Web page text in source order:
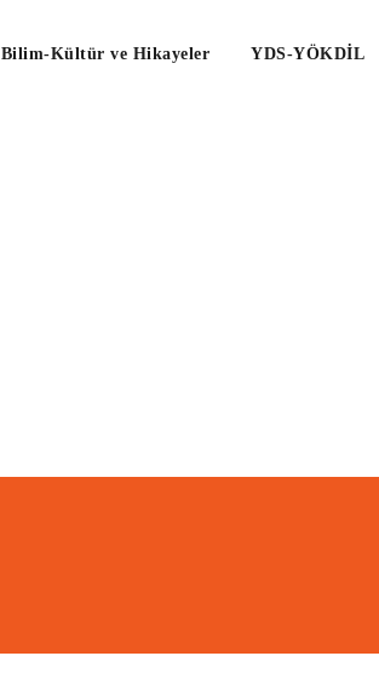
Bilim-Kültür ve Hikayeler YDS-YÖKDİL